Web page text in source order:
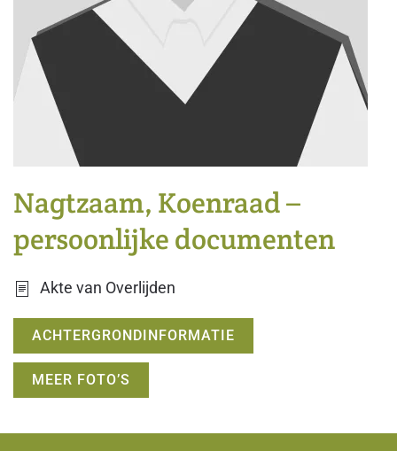
Nagtzaam, Koenraad –
persoonlijke documenten
Akte van Overlijden
ACHTERGRONDINFORMATIE
MEER FOTO’S